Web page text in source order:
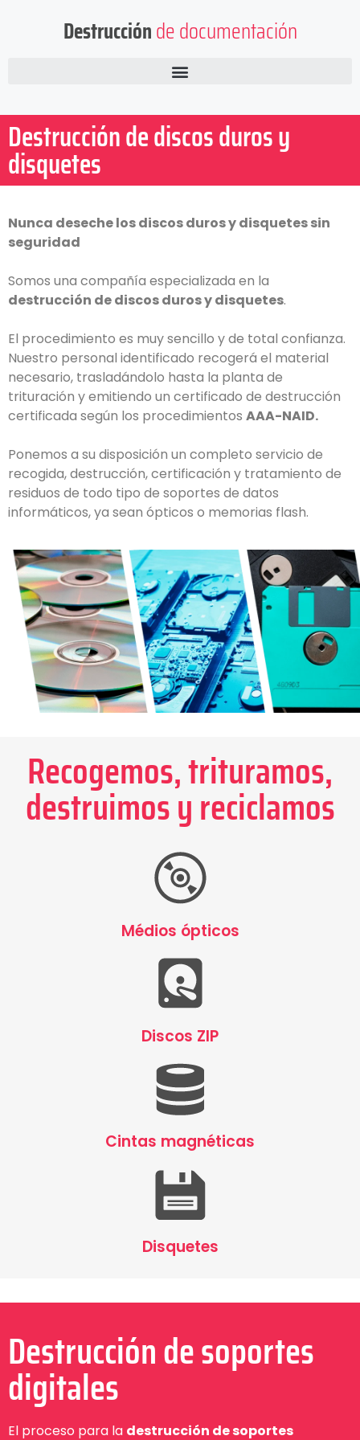
Destrucciónde documentación
Destrucción de discos duros y
disquetes
Nunca deseche los discos duros y disquetes sin
seguridad
Somos una compañía especializada en la
destrucción de discos duros y disquetes.
El procedimiento es muy sencillo y de total confianza.
Nuestro personal identificado recogerá el material
necesario, trasladándolo hasta la planta de
trituración y emitiendo un certificado de destrucción
certificada según los procedimientos AAA-NAID.
Ponemos a su disposición un completo servicio de
recogida, destrucción, certificación y tratamiento de
residuos de todo tipo de soportes de datos
informáticos, ya sean ópticos o memorias flash.
Recogemos, trituramos,
destruimos y reciclamos
Médios ópticos
Discos ZIP
Cintas magnéticas
Disquetes
Destrucción de soportes
digitales
El proceso para la destrucción de soportes